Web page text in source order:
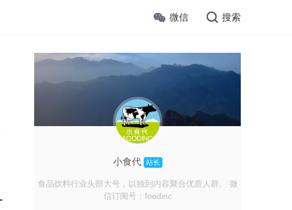
微信 搜索
小食代 站长
食品饮料行业头部大号，以独到内容聚合优质人群。 微
信订阅号：foodinc